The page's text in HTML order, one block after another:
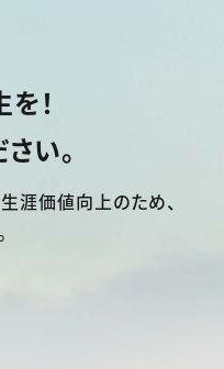
！
い。
涯価値向上のため、